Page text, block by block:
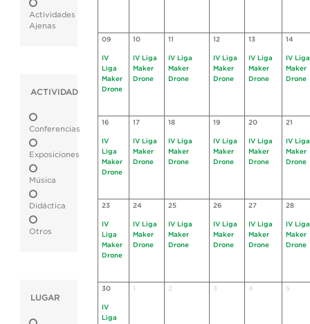
Actividades
Ajenas
ACTIVIDAD
Conferencias
Exposiciones
Música
Didáctica
Otros
LUGAR
09
IV
Liga
Maker
Drone
10
IV Liga
Maker
Drone
11
IV Liga
Maker
Drone
12
IV Liga
Maker
Drone
13
IV Liga
Maker
Drone
14
IV Liga
Maker
Drone
16
IV
Liga
Maker
Drone
17
IV Liga
Maker
Drone
18
IV Liga
Maker
Drone
19
IV Liga
Maker
Drone
20
IV Liga
Maker
Drone
21
IV Liga
Maker
Drone
23
IV
Liga
Maker
Drone
24
IV Liga
Maker
Drone
25
IV Liga
Maker
Drone
26
IV Liga
Maker
Drone
27
IV Liga
Maker
Drone
28
IV Liga
Maker
Drone
30
IV
Liga
2 3 4 5